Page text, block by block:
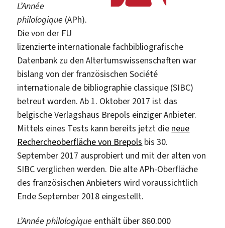
L’Année
philologique (APh).
Die von der FU
lizenzierte internationale fachbibliografische
Datenbank zu den Altertumswissenschaften war
bislang von der französischen Société
internationale de bibliographie classique (SIBC)
betreut worden. Ab 1. Oktober 2017 ist das
belgische Verlagshaus Brepols einziger Anbieter.
Mittels eines Tests kann bereits jetzt die neue
Rechercheoberfläche von Brepols bis 30.
September 2017 ausprobiert und mit der alten von
SIBC verglichen werden. Die alte APh-Oberfläche
des französischen Anbieters wird voraussichtlich
Ende September 2018 eingestellt.
L’Année philologique enthält über 860.000